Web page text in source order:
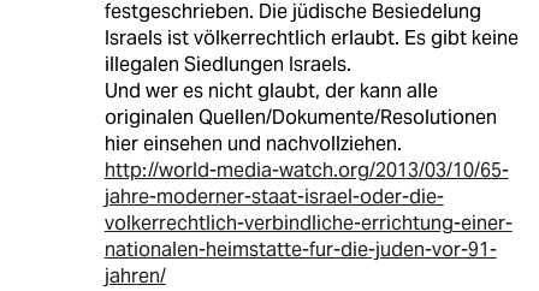
festgeschrieben. Die jüdische Besiedelung
Israels ist völkerrechtlich erlaubt. Es gibt keine
illegalen Siedlungen Israels.
Und wer es nicht glaubt, der kann alle
originalen Quellen/Dokumente/Resolutionen
hier einsehen und nachvollziehen.
http://world-media-watch.org/2013/03/10/65-
jahre-moderner-staat-israel-oder-die-
volkerrechtlich-verbindliche-errichtung-einer-
nationalen-heimstatte-fur-die-juden-vor-91-
jahren/